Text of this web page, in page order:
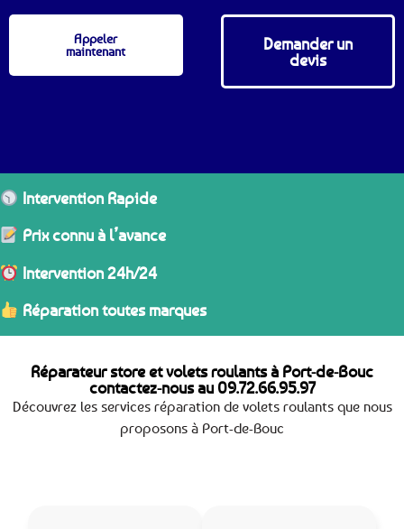
Appeler
maintenant
Demander un
devis
Intervention Rapide
Prix connu à l’avance
Intervention 24h/24
Réparation toutes marques
Réparateur store et volets roulants à Port-de-Bouc
contactez-nous au 09.72.66.95.97
Découvrez les services réparation de volets roulants que nous
proposons à Port-de-Bouc